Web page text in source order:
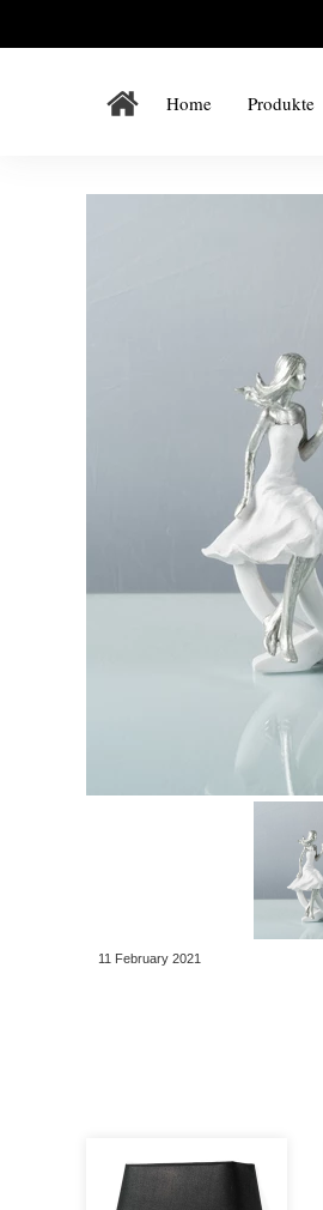
Home Produkte
11 February 2021